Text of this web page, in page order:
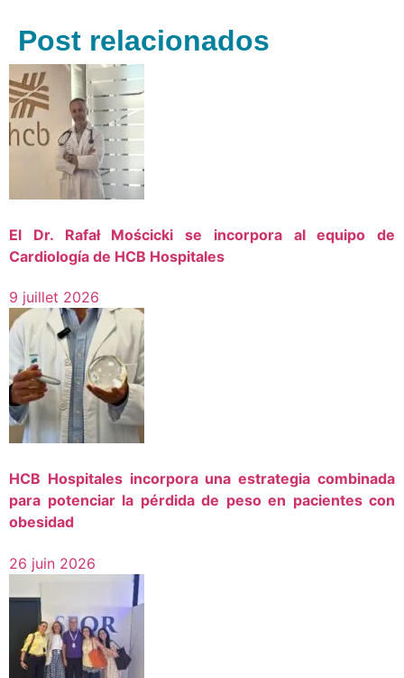
Post relacionados
El Dr. Rafał Mościcki se incorpora al equipo de
Cardiología de HCB Hospitales
9 juillet 2026
HCB Hospitales incorpora una estrategia combinada
para potenciar la pérdida de peso en pacientes con
obesidad
26 juin 2026